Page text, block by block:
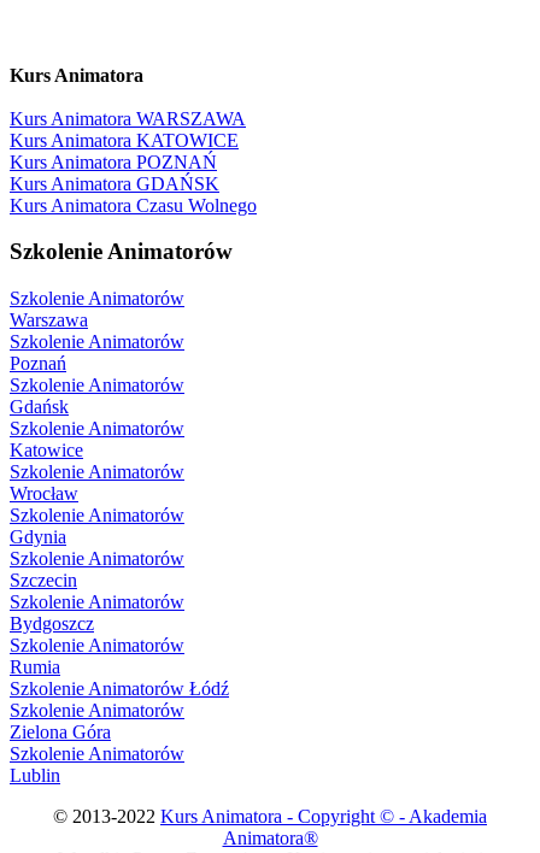
Kurs Animatora
Kurs Animatora WARSZAWA
Kurs Animatora KATOWICE
Kurs Animatora POZNAŃ
Kurs Animatora GDAŃSK
Kurs Animatora Czasu Wolnego
Szkolenie Animatorów
Szkolenie Animatorów
Warszawa
Szkolenie Animatorów
Poznań
Szkolenie Animatorów
Gdańsk
Szkolenie Animatorów
Katowice
Szkolenie Animatorów
Wrocław
Szkolenie Animatorów
Gdynia
Szkolenie Animatorów
Szczecin
Szkolenie Animatorów
Bydgoszcz
Szkolenie Animatorów
Rumia
Szkolenie Animatorów Łódź
Szkolenie Animatorów
Zielona Góra
Szkolenie Animatorów
Lublin
© 2013-2022 Kurs Animatora - Copyright © - Akademia
Animatora®